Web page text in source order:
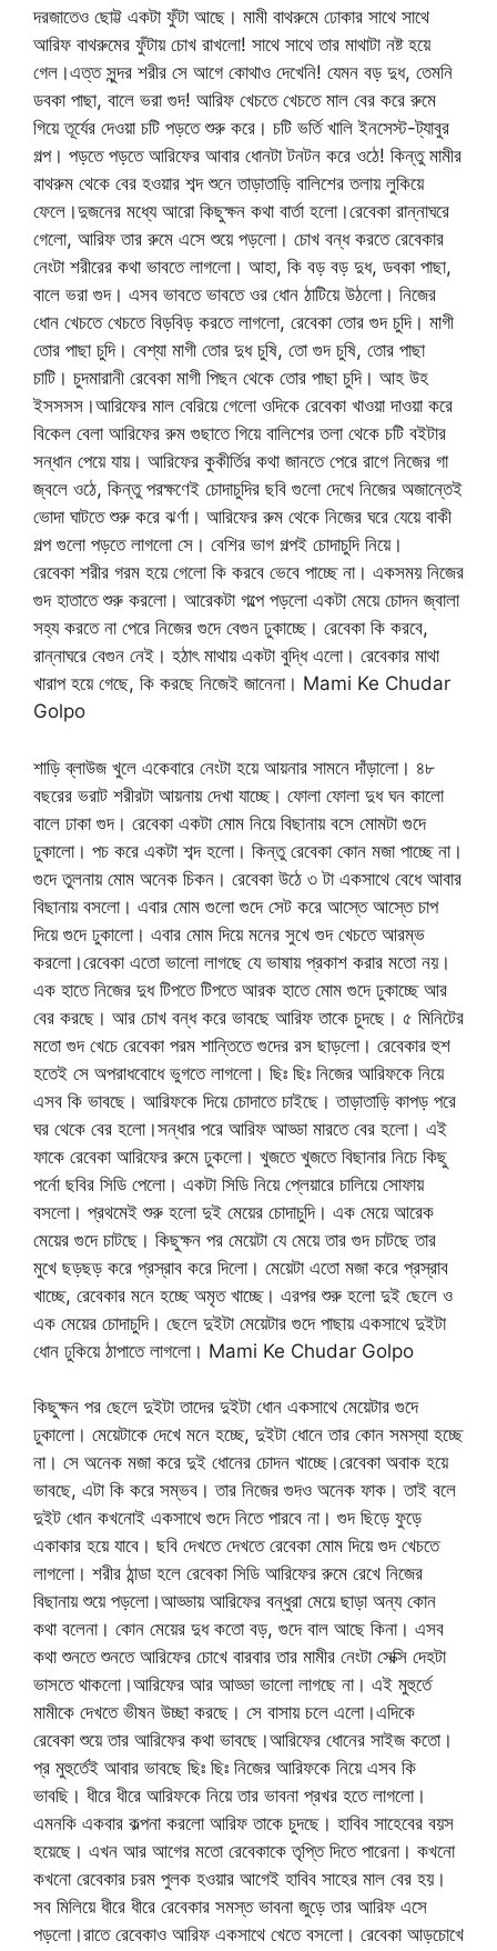
দরজাতেও ছোট্ট একটা ফুঁটা আছে। মামী বাথরুমে ঢোকার সাথে সাথে
আরিফ বাথরুমের ফুঁটায় চোখ রাখলো! সাথে সাথে তার মাথাটা নষ্ট হয়ে
গেল।এত্ত সুন্দর শরীর সে আগে কোথাও দেখেনি! যেমন বড় দুধ, তেমনি
ডবকা পাছা, বালে ভরা গুদ! আরিফ খেচতে খেচতে মাল বের করে রুমে
গিয়ে তূর্যের দেওয়া চটি পড়তে শুরু করে। চটি ভর্তি খালি ইনসেস্ট-ট্যাবুর
গল্প। পড়তে পড়তে আরিফের আবার ধোনটা টনটন করে ওঠে! কিন্তু মামীর
বাথরুম থেকে বের হওয়ার শব্দ শুনে তাড়াতাড়ি বালিশের তলায় লুকিয়ে
ফেলে।দুজনের মধ্যে আরো কিছুক্ষন কথা বার্তা হলো।রেবেকা রান্নাঘরে
গেলো, আরিফ তার রুমে এসে শুয়ে পড়লো। চোখ বন্ধ করতে রেবেকার
নেংটা শরীরের কথা ভাবতে লাগলো। আহা, কি বড় বড় দুধ, ডবকা পাছা,
বালে ভরা গুদ। এসব ভাবতে ভাবতে ওর ধোন ঠাটিয়ে উঠলো। নিজের
ধোন খেচতে খেচতে বিড়বিড় করতে লাগলো, রেবেকা তোর গুদ চুদি। মাগী
তোর পাছা চুদি। বেশ্যা মাগী তোর দুধ চুষি, তো গুদ চুষি, তোর পাছা
চাটি। চুদমারানী রেবেকা মাগী পিছন থেকে তোর পাছা চুদি। আহ উহ
ইসসসস।আরিফের মাল বেরিয়ে গেলো ওদিকে রেবেকা খাওয়া দাওয়া করে
বিকেল বেলা আরিফের রুম গুছাতে গিয়ে বালিশের তলা থেকে চটি বইটার
সন্ধান পেয়ে যায়। আরিফের কুকীর্তির কথা জানতে পেরে রাগে নিজের গা
জ্বলে ওঠে, কিন্তু পরক্ষণেই চোদাচুদির ছবি গুলো দেখে নিজের অজান্তেই
ভোদা ঘাটতে শুরু করে ঝর্ণা। আরিফের রুম থেকে নিজের ঘরে যেয়ে বাকী
গল্প গুলো পড়তে লাগলো সে। বেশির ভাগ গল্পই চোদাচুদি নিয়ে।
রেবেকা শরীর গরম হয়ে গেলো কি করবে ভেবে পাচ্ছে না। একসময় নিজের
গুদ হাতাতে শুরু করলো। আরেকটা গল্পে পড়লো একটা মেয়ে চোদন জ্বালা
সহ্য করতে না পেরে নিজের গুদে বেগুন ঢুকাচ্ছে। রেবেকা কি করবে,
রান্নাঘরে বেগুন নেই। হঠাৎ মাথায় একটা বুদ্ধি এলো। রেবেকার মাথা
খারাপ হয়ে গেছে, কি করছে নিজেই জানেনা। Mami Ke Chudar
Golpo
শাড়ি ব্লাউজ খুলে একেবারে নেংটা হয়ে আয়নার সামনে দাঁড়ালো। ৪৮
বছরের ভরাট শরীরটা আয়নায় দেখা যাচ্ছে। ফোলা ফোলা দুধ ঘন কালো
বালে ঢাকা গুদ। রেবেকা একটা মোম নিয়ে বিছানায় বসে মোমটা গুদে
ঢুকালো। পচ করে একটা শব্দ হলো। কিন্তু রেবেকা কোন মজা পাচ্ছে না।
গুদে তুলনায় মোম অনেক চিকন। রেবেকা উঠে ৩ টা একসাথে বেধে আবার
বিছানায় বসলো। এবার মোম গুলো গুদে সেট করে আস্তে আস্তে চাপ
দিয়ে গুদে ঢুকালো। এবার মোম দিয়ে মনের সুখে গুদ খেচতে আরম্ভ
করলো।রেবেকা এতো ভালো লাগছে যে ভাষায় প্রকাশ করার মতো নয়।
এক হাতে নিজের দুধ টিপতে টিপতে আরক হাতে মোম গুদে ঢুকাচ্ছে আর
বের করছে। আর চোখ বন্ধ করে ভাবছে আরিফ তাকে চুদছে। ৫ মিনিটের
মতো গুদ খেচে রেবেকা পরম শান্তিতে গুদের রস ছাড়লো। রেবেকার হুশ
হতেই সে অপরাধবোধে ভুগতে লাগলো। ছিঃ ছিঃ নিজের আরিফকে নিয়ে
এসব কি ভাবছে। আরিফকে দিয়ে চোদাতে চাইছে। তাড়াতাড়ি কাপড় পরে
ঘর থেকে বের হলো।সন্ধার পরে আরিফ আড্ডা মারতে বের হলো। এই
ফাকে রেবেকা আরিফের রুমে ঢুকলো। খুজতে খুজতে বিছানার নিচে কিছু
পর্নো ছবির সিডি পেলো। একটা সিডি নিয়ে প্লেয়ারে চালিয়ে সোফায়
বসলো। প্রথমেই শুরু হলো দুই মেয়ের চোদাচুদি। এক মেয়ে আরেক
মেয়ের গুদে চাটছে। কিছুক্ষন পর মেয়েটা যে মেয়ে তার গুদ চাটছে তার
মুখে ছড়ছড় করে প্রস্রাব করে দিলো। মেয়েটা এতো মজা করে প্রস্রাব
খাচ্ছে, রেবেকার মনে হচ্ছে অমৃত খাচ্ছে। এরপর শুরু হলো দুই ছেলে ও
এক মেয়ের চোদাচুদি। ছেলে দুইটা মেয়েটার গুদে পাছায় একসাথে দুইটা
ধোন ঢুকিয়ে ঠাপাতে লাগলো। Mami Ke Chudar Golpo
কিছুক্ষন পর ছেলে দুইটা তাদের দুইটা ধোন একসাথে মেয়েটার গুদে
ঢুকালো। মেয়েটাকে দেখে মনে হচ্ছে, দুইটা ধোনে তার কোন সমস্যা হচ্ছে
না। সে অনেক মজা করে দুই ধোনের চোদন খাচ্ছে।রেবেকা অবাক হয়ে
ভাবছে, এটা কি করে সম্ভব। তার নিজের গুদও অনেক ফাক। তাই বলে
দুইট ধোন কখনোই একসাথে গুদে নিতে পারবে না। গুদ ছিড়ে ফুড়ে
একাকার হয়ে যাবে। ছবি দেখতে দেখতে রেবেকা মোম দিয়ে গুদ খেচতে
লাগলো। শরীর ঠান্ডা হলে রেবেকা সিডি আরিফের রুমে রেখে নিজের
বিছানায় শুয়ে পড়লো।আড্ডায় আরিফের বন্ধুরা মেয়ে ছাড়া অন্য কোন
কথা বলেনা। কোন মেয়ের দুধ কতো বড়, গুদে বাল আছে কিনা। এসব
কথা শুনতে শুনতে আরিফের চোখে বারবার তার মামীর নেংটা সেক্সি দেহটা
ভাসতে থাকলো।আরিফের আর আড্ডা ভালো লাগছে না। এই মুহুর্তে
মামীকে দেখতে ভীষন উচ্ছা করছে। সে বাসায় চলে এলো।এদিকে
রেবেকা শুয়ে তার আরিফের কথা ভাবছে।আরিফের ধোনের সাইজ কতো।
প্র মুহুর্তেই আবার ভাবছে ছিঃ ছিঃ নিজের আরিফকে নিয়ে এসব কি
ভাবছি। ধীরে ধীরে আরিফকে নিয়ে তার ভাবনা প্রখর হতে লাগলো।
এমনকি একবার কল্পনা করলো আরিফ তাকে চুদছে। হাবিব সাহেবের বয়স
হয়েছে। এখন আর আগের মতো রেবেকাকে তৃপ্তি দিতে পারেনা। কখনো
কখনো রেবেকার চরম পুলক হওয়ার আগেই হাবিব সাহের মাল বের হয়।
সব মিলিয়ে ধীরে ধীরে রেবেকার সমস্ত ভাবনা জুড়ে তার আরিফ এসে
পড়লো।রাতে রেবেকাও আরিফ একসাথে খেতে বসলো। রেবেকা আড়চোখে